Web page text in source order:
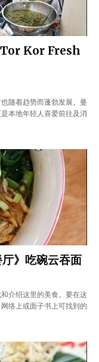
Tor Kor Fresh
随着趋势而蓬勃发展。曼
本地年轻人喜爱前往及消
厅》吃碗云吞面
介绍这里的美食。要在这
络上或面子书上可找到的